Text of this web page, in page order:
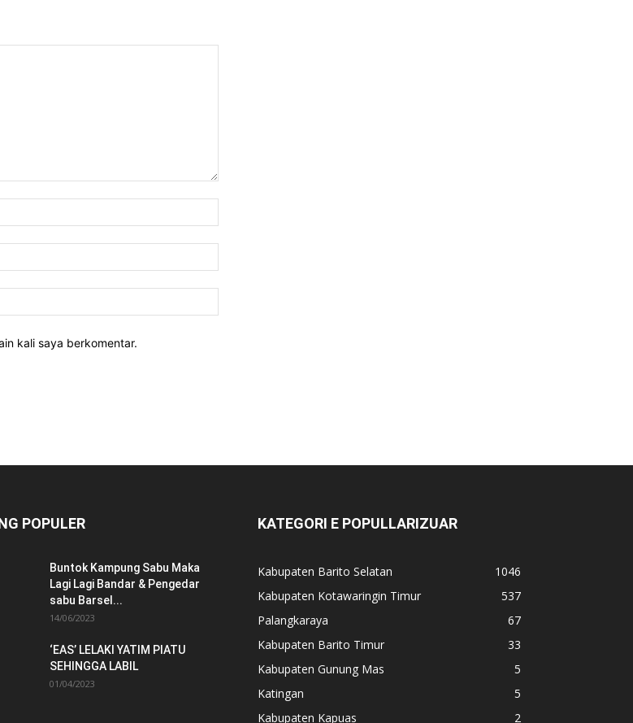
kali saya berkomentar.
POPULER
Buntok Kampung Sabu Maka
Lagi Lagi Bandar & Pengedar
sabu Barsel...
14/06/2023
‘EAS’ LELAKI YATIM PIATU
SEHINGGA LABIL
01/04/2023
KATEGORI E POPULLARIZUAR
Kabupaten Barito Selatan
1046
Kabupaten Kotawaringin Timur
537
Palangkaraya
67
Kabupaten Barito Timur
33
Kabupaten Gunung Mas
5
Katingan
5
Kabupaten Kapuas
2